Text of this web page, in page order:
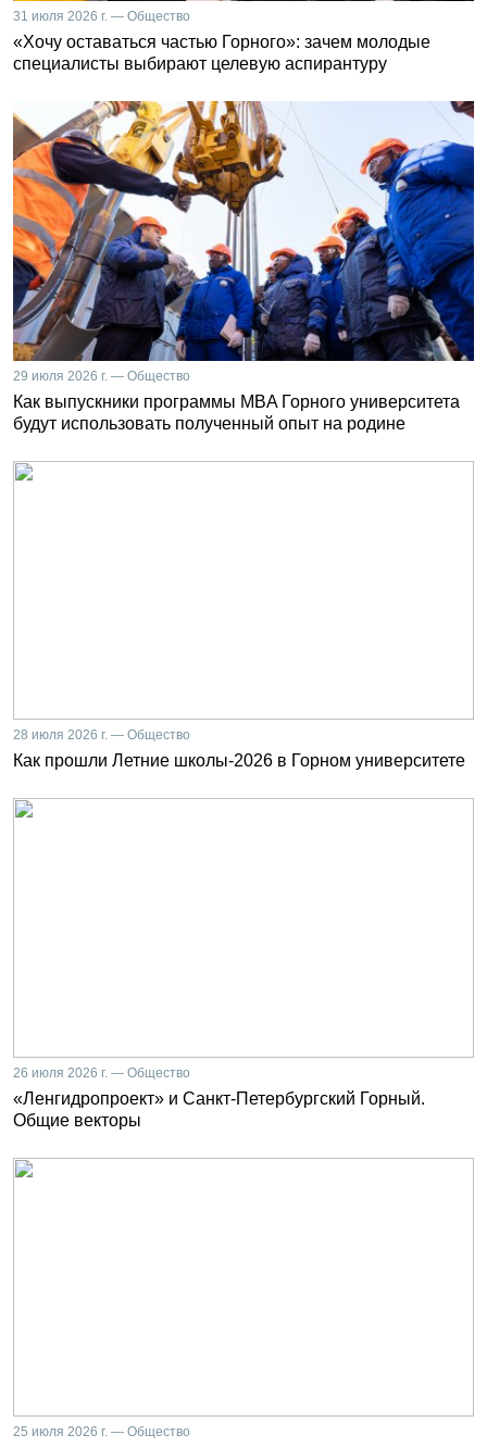
31 июля 2026 г. — Общество
«Хочу оставаться частью Горного»: зачем молодые
специалисты выбирают целевую аспирантуру
29 июля 2026 г. — Общество
Как выпускники программы MBA Горного университета
будут использовать полученный опыт на родине
28 июля 2026 г. — Общество
Как прошли Летние школы-2026 в Горном университете
26 июля 2026 г. — Общество
«Ленгидропроект» и Санкт-Петербургский Горный.
Общие векторы
25 июля 2026 г. — Общество